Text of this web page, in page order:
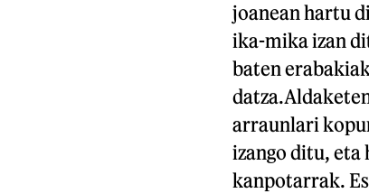
joanean hartu
ika-mika izan
baten
arraunlari
izango ditu, eta
kanpotarrak.